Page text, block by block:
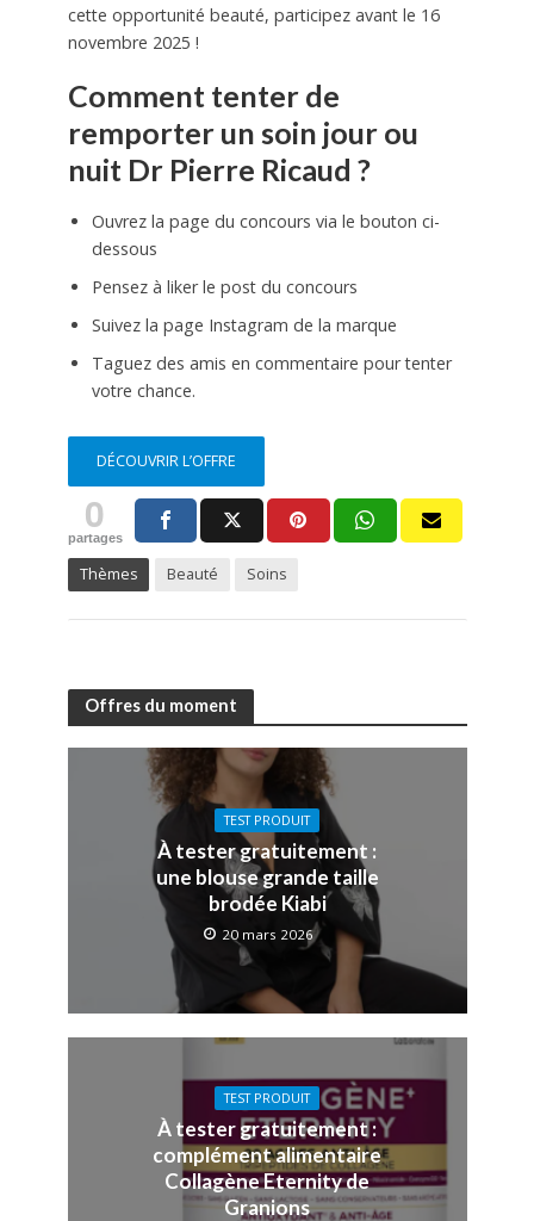
cette opportunité beauté, participez avant le 16
novembre 2025 !
Comment tenter de
remporter un soin jour ou
nuit Dr Pierre Ricaud ?
Ouvrez la page du concours via le bouton ci-
dessous
Pensez à liker le post du concours
Suivez la page Instagram de la marque
Taguez des amis en commentaire pour tenter
votre chance.
DÉCOUVRIR L’OFFRE
0
partages
Thèmes Beauté Soins
Offres du moment
TEST PRODUIT
À tester gratuitement :
une blouse grande taille
brodée Kiabi
20 mars 2026
TEST PRODUIT
À tester gratuitement :
complément alimentaire
Collagène Eternity de
Granions